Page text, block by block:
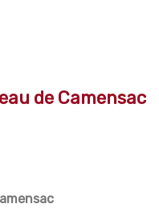
de Camensac